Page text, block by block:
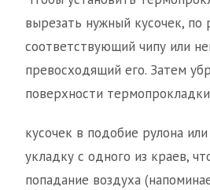
вырезать нужный кусочек, по
соответствующий чипу или
превосходящий его. Затем
поверхности
кусочек в подобие рулона
укладку с одного из краев,
попадание воздуха